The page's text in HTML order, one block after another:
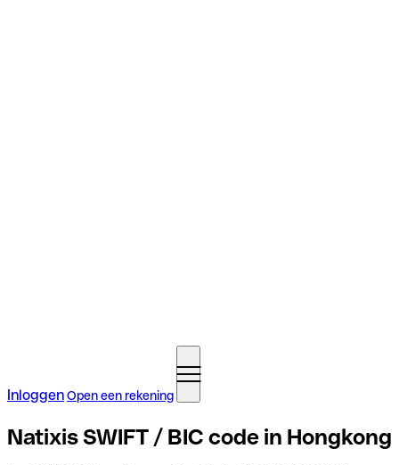
InloggenOpen een rekening
Natixis SWIFT / BIC code in Hongkong